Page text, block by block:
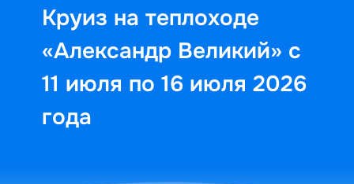
Круиз на теплоходе
«Александр Великий» с
11 июля по 16 июля 2026
года